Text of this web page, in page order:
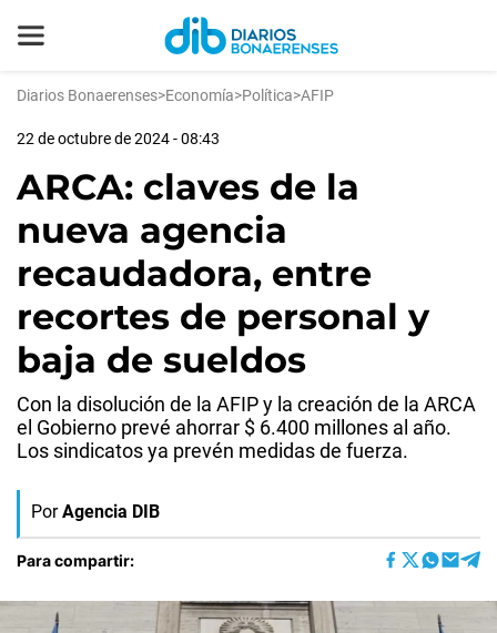
Diarios Bonaerenses>Economía>Política>AFIP
22 de octubre de 2024 - 08:43
ARCA: claves de la
nueva agencia
recaudadora, entre
recortes de personal y
baja de sueldos
Con la disolución de la AFIP y la creación de la ARCA
el Gobierno prevé ahorrar $ 6.400 millones al año.
Los sindicatos ya prevén medidas de fuerza.
Por Agencia DIB
Para compartir: